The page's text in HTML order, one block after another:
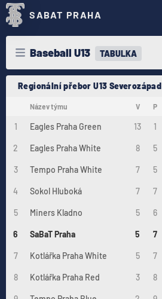
SABAT PRAHA
Baseball U13 TABULKA
Regionální přebor U13 Severozápad
Název týmu V P
1 Eagles Praha Green 13 1
2 Eagles Praha White 8 5
3 Tempo Praha White 7 5
4 Sokol Hluboká 7 7
5 Miners Kladno 5 6
6 SaBaT Praha 5 7
7 Kotlářka Praha White 5 7
8 Kotlářka Praha Red 3 8